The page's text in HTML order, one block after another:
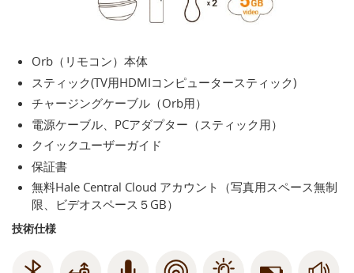
Orb（リモコン）本体
スティック(TV用HDMIコンピュータースティック)
チャージングケーブル（Orb用）
電源ケーブル、PCアダプター（スティック用）
クイックユーザーガイド
保証書
無料Hale Central Cloud アカウント（写真用スペース無制
限、ビデオスペース５GB）
技術仕様